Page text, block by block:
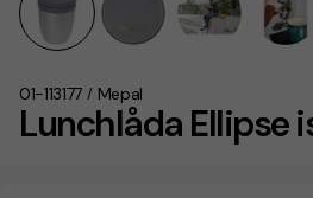
Lunchlåda Ellipse
01-113177 / Mepal